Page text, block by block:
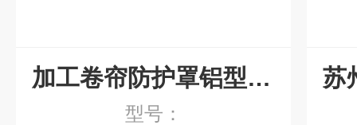
加工卷帘防护罩铝型防护帘
型号：